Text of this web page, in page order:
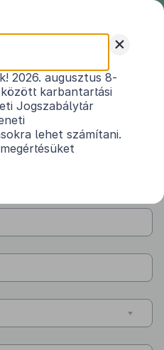
+
2026. augusztus 8-
karbantartási
Jogszabálytár
lehet számítani.